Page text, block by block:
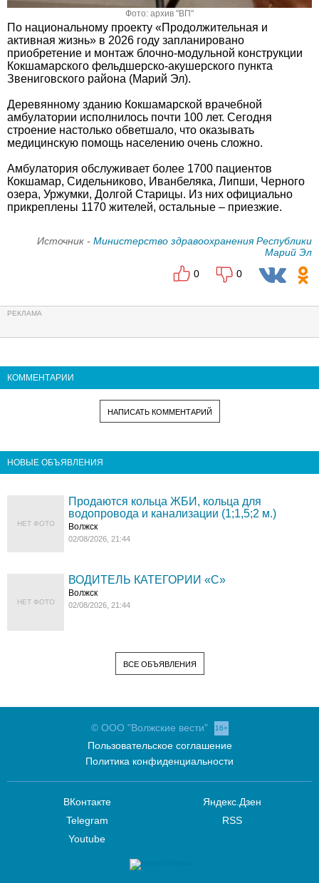
Фото: архив "ВП"
По национальному проекту «Продолжительная и
активная жизнь» в 2026 году запланировано
приобретение и монтаж блочно-модульной конструкции
Кокшамарского фельдшерско-акушерского пункта
Звениговского района (Марий Эл).
Деревянному зданию Кокшамарской врачебной
амбулатории исполнилось почти 100 лет. Сегодня
строение настолько обветшало, что оказывать
медицинскую помощь населению очень сложно.
Амбулатория обслуживает более 1700 пациентов
Кокшамар, Сидельниково, Иванбеляка, Липши, Черного
озера, Уржумки, Долгой Старицы. Из них официально
прикреплены 1170 жителей, остальные – приезжие.
Источник - Министерство здравоохранения Республики
Марий Эл
0
0
КОММЕНТАРИИ
НАПИСАТЬ КОММЕНТАРИЙ
НОВЫЕ ОБЪЯВЛЕНИЯ
НЕТ ФОТО
Продаются кольца ЖБИ, кольца для
водопровода и канализации (1;1,5;2 м.)
Волжск
02/08/2026, 21:44
НЕТ ФОТО
ВОДИТЕЛЬ КАТЕГОРИИ «C»
Волжск
02/08/2026, 21:44
ВСЕ ОБЪЯВЛЕНИЯ
© ООО "Волжские вести" 16+
Пользовательское соглашение
Политика конфиденциальности
ВКонтакте
Telegram
Youtube
Яндекс.Дзен
RSS